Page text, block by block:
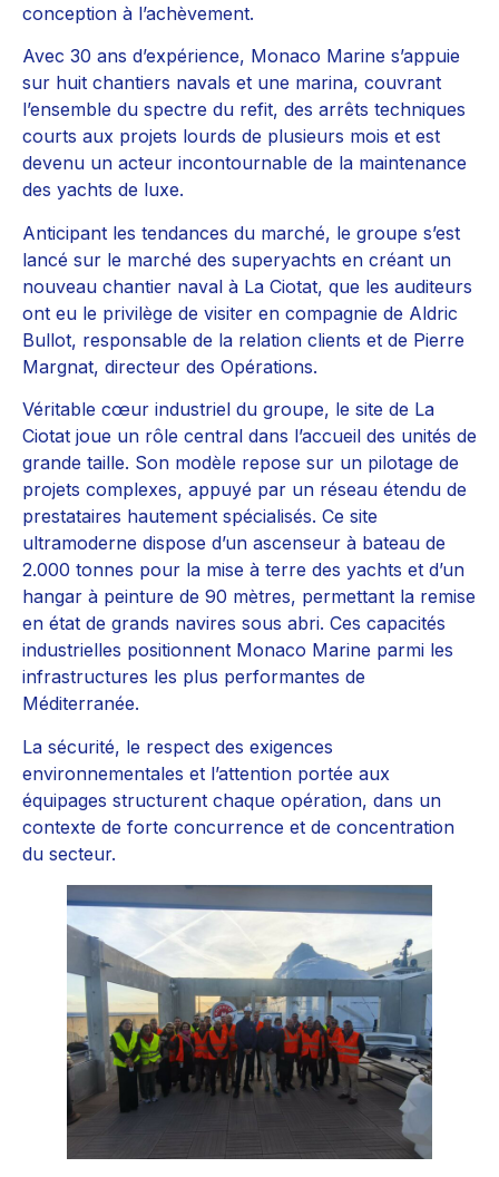
conception à l’achèvement.
Avec 30 ans d’expérience, Monaco Marine s’appuie
sur huit chantiers navals et une marina, couvrant
l’ensemble du spectre du refit, des arrêts techniques
courts aux projets lourds de plusieurs mois et est
devenu un acteur incontournable de la maintenance
des yachts de luxe.
Anticipant les tendances du marché, le groupe s’est
lancé sur le marché des superyachts en créant un
nouveau chantier naval à La Ciotat, que les auditeurs
ont eu le privilège de visiter en compagnie de Aldric
Bullot, responsable de la relation clients et de Pierre
Margnat, directeur des Opérations.
Véritable cœur industriel du groupe, le site de La
Ciotat joue un rôle central dans l’accueil des unités de
grande taille. Son modèle repose sur un pilotage de
projets complexes, appuyé par un réseau étendu de
prestataires hautement spécialisés. Ce site
ultramoderne dispose d’un ascenseur à bateau de
2.000 tonnes pour la mise à terre des yachts et d’un
hangar à peinture de 90 mètres, permettant la remise
en état de grands navires sous abri. Ces capacités
industrielles positionnent Monaco Marine parmi les
infrastructures les plus performantes de
Méditerranée.
La sécurité, le respect des exigences
environnementales et l’attention portée aux
équipages structurent chaque opération, dans un
contexte de forte concurrence et de concentration
du secteur.